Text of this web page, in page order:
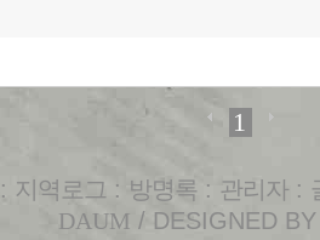
1
: 지역로그 : 방명록 : 관리자 :
DAUM / DESIGNED